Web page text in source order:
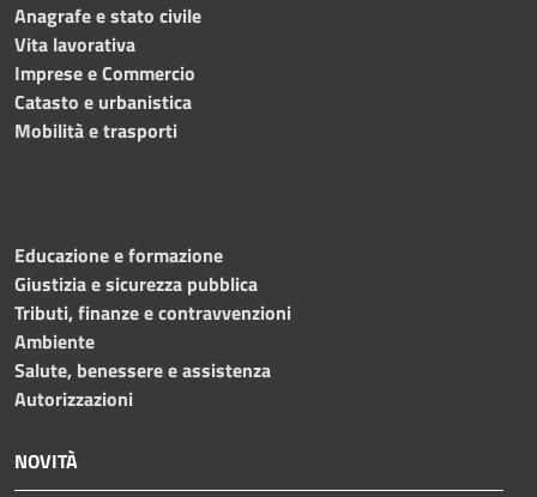
Anagrafe e stato civile
Vita lavorativa
Imprese e Commercio
Catasto e urbanistica
Mobilità e trasporti
Educazione e formazione
Giustizia e sicurezza pubblica
Tributi, finanze e contravvenzioni
Ambiente
Salute, benessere e assistenza
Autorizzazioni
NOVITÀ